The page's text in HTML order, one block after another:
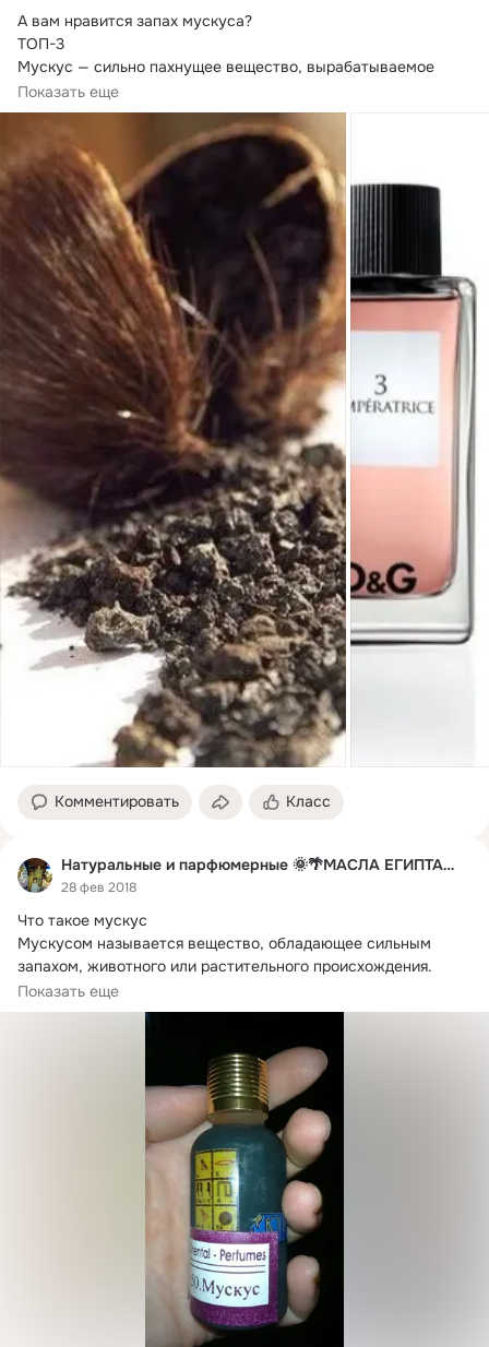
А вам нравится запах мускуса?
ТОП-3
Мускус — сильно пахнущее вещество, вырабатываемое
железами некоторых животных или находящееся в корнях
некоторых растений.
Показать еще
Комментировать Класс
Натуральные и парфюмерные 🌞🌴МАСЛА ЕГИПТА🌴🌞
28 фев 2018
Что такое мускус
Мускусом называется вещество, обладающее сильным
запахом, животного или растительного происхождения.
Впервые мускус...
Показать еще